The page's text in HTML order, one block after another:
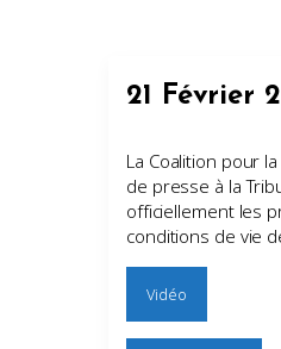
21 Février
La Coalition pour
de presse à la
officiellement les
conditions de vie
Vidéo